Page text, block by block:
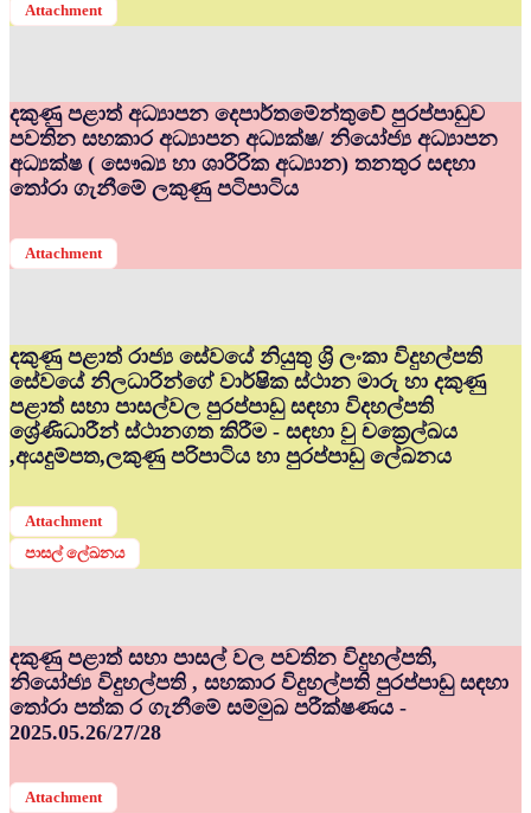
Attachment
දකුණු පළාත් අධ්‍යාපන දෙපාර්තමේන්තුවේ පුරප්පාඩුව
පවතින සහකාර අධ්‍යාපන අධ්‍යක්ෂ/ නියෝජ්‍ය අධ්‍යාපන
අධ්‍යක්ෂ ( සෞඛ්‍ය හා ශාරීරික අධ්‍යාන) තනතුර සඳහා
තෝරා ගැනීමේ ලකුණු පටිපාටිය
Attachment
දකුණු පළාත් රාජ්‍ය සේවයේ නියුතු ශ්‍රි ලංකා විදුහල්පති
සේවයේ නිලධාරින්ගේ වාර්ෂික ස්ථාන මාරු හා දකුණු
පළාත් සභා පාසල්වල පුරප්පාඩු සඳහා විදහල්පති
ශ්‍රේණිධාරීන් ස්ථානගත කිරීම - සඳහා වු චක්‍රෙල්ඛය
,අයදුම්පත,ලකුණු පරිපාටිය හා පුරප්පාඩු ලේඛනය
Attachment
පාසල් ලේඛනය
දකුණු පළාත් සභා පාසල් වල පවතින විදුහල්පති,
නියෝජ්‍ය විදුහල්පති , සහකාර විදුහල්පති පුරප්පාඩු සඳහා
තෝරා පත්ක ර ගැනීමේ සම්මුඛ පරීක්ෂණය -
2025.05.26/27/28
Attachment